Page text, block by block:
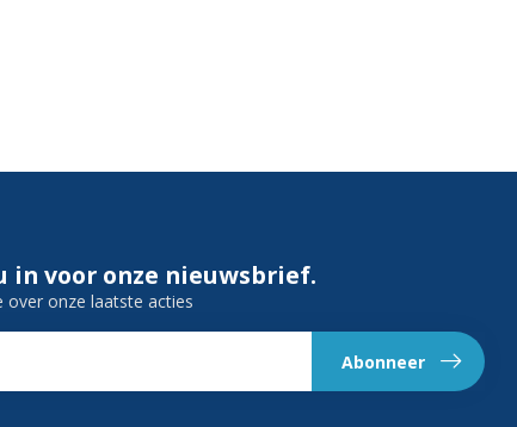
in voor onze nieuwsbrief.
onze laatste acties
Abonneer